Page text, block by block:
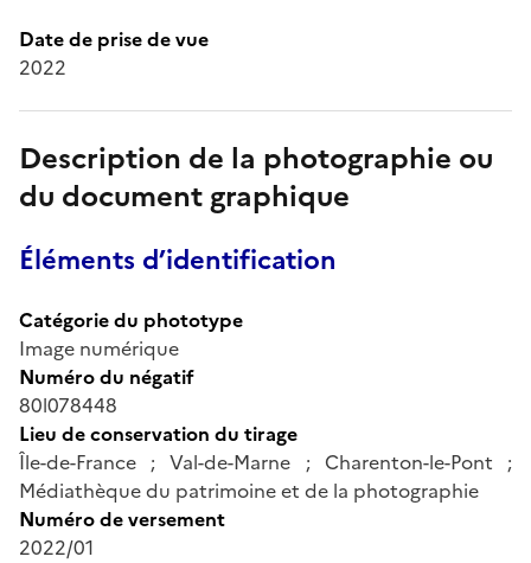
Date de prise de vue
2022
Description de la photographie ou
du document graphique
Éléments d’identification
Catégorie du phototype
Image numérique
Numéro du négatif
80l078448
Lieu de conservation du tirage
Île-de-France ; Val-de-Marne ; Charenton-le-Pont ;
Médiathèque du patrimoine et de la photographie
Numéro de versement
2022/01